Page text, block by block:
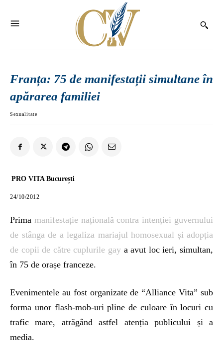
Franța: 75 de manifestații simultane în
apărarea familiei
Sexualitate
PRO VITA București
24/10/2012
Prima manifestație națională contra intenției guvernului
de stânga de a legaliza mariajul homosexual și adopția
de copii de către cuplurile gay a avut loc ieri, simultan,
în 75 de orașe franceze.
Evenimentele au fost organizate de “Alliance Vita” sub
forma unor flash-mob-uri pline de culoare în locuri cu
trafic mare, atrăgând astfel atenția publicului și a
media.